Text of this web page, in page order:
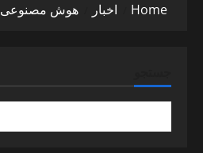
Home اخبار هوش مصنوعی